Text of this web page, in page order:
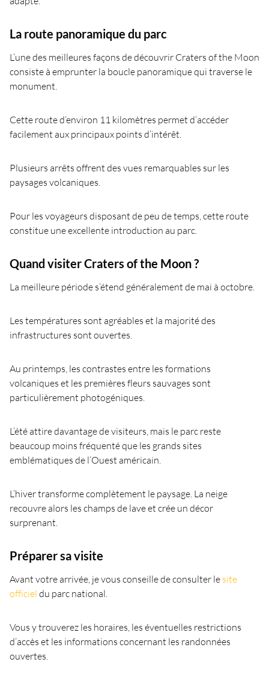
La route panoramique du parc
L’une des meilleures façons de découvrir Craters of the Moon
consiste à emprunter la boucle panoramique qui traverse le
monument.
Cette route d’environ 11 kilomètres permet d’accéder
facilement aux principaux points d’intérêt.
Plusieurs arrêts offrent des vues remarquables sur les
paysages volcaniques.
Pour les voyageurs disposant de peu de temps, cette route
constitue une excellente introduction au parc.
Quand visiter Craters of the Moon ?
La meilleure période s’étend généralement de mai à octobre.
Les températures sont agréables et la majorité des
infrastructures sont ouvertes.
Au printemps, les contrastes entre les formations
volcaniques et les premières fleurs sauvages sont
particulièrement photogéniques.
L’été attire davantage de visiteurs, mais le parc reste
beaucoup moins fréquenté que les grands sites
emblématiques de l’Ouest américain.
L’hiver transforme complètement le paysage. La neige
recouvre alors les champs de lave et crée un décor
surprenant.
Préparer sa visite
Avant votre arrivée, je vous conseille de consulter le site
officiel du parc national.
Vous y trouverez les horaires, les éventuelles restrictions
d’accès et les informations concernant les randonnées
ouvertes.